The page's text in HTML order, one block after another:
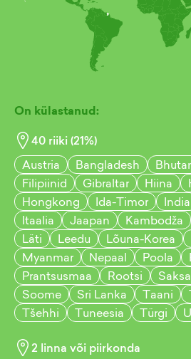
On külastanud:
40 riiki (21%)
Austria
Bangladesh
Filipiinid
Gibraltar Hiina
Hongkong
Ida-Timor India
Itaalia
Jaapan Kambodža
Läti
Leedu Lõuna-Korea
Myanmar
Nepaal Poola
Prantsusmaa
Rootsi
Soome
Sri Lanka Taani
Tšehhi
Tuneesia Türgi
2 linna või piirkonda